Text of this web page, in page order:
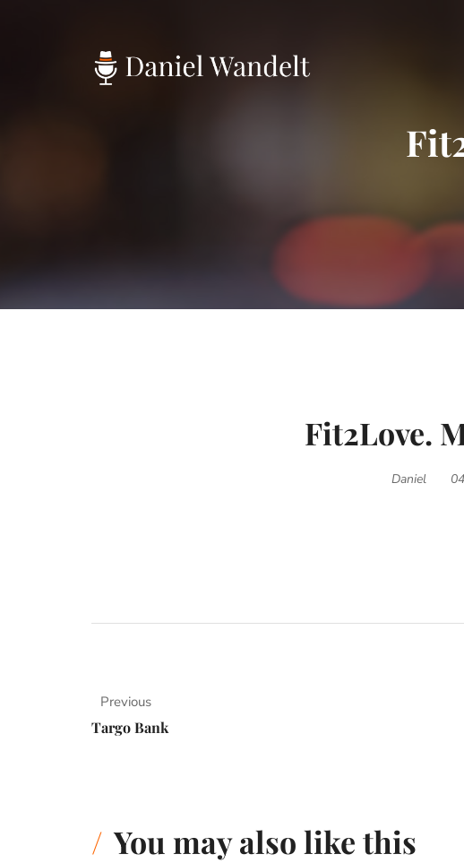
Fit2Love.
Daniel
Previous
Targo Bank
You may also like this